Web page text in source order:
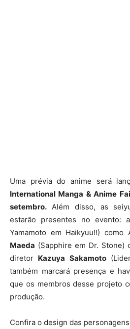
Uma prévia do anime será
International Manga & Anime
setembro. Além disso, as
estarão presentes no evento: a
Yamamoto em Haikyuu!!) como
Maeda (Sapphire em Dr. Stone)
diretor Kazuya Sakamoto
também marcará presença e
que os membros desse projeto
produção.
Confira o design das